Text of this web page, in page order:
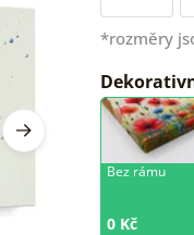
*rozměry
Bez rámu
0 Kč